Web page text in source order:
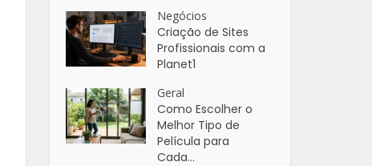
Negócios
Criação de Sites
Profissionais com a
Planet1
Geral
Como Escolher o
Melhor Tipo de
Película para
Cada...